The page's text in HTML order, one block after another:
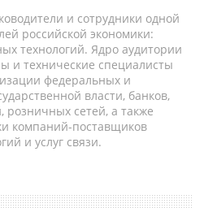
и сотрудники одной
российской экономики:
технологий. Ядро аудитории
и технические специалисты
федеральных и
власти, банков,
сетей, а также
компаний-поставщиков
и услуг связи.